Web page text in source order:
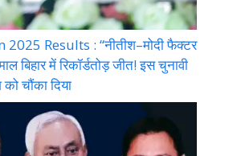
Results : “नीतीश–मोदी फैक्टर
बिहार में रिकॉर्डतोड़ जीत! इस चुनावी
चौंका दिया